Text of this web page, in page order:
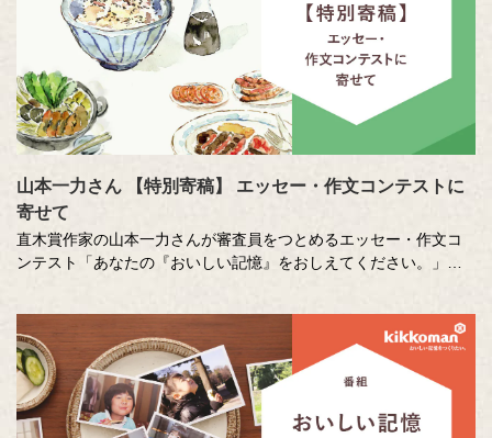
山本一力さん 【特別寄稿】 エッセー・作文コンテストに
寄せて
直木賞作家の山本一力さんが審査員をつとめるエッセー・作文コ
ンテスト「あなたの『おいしい記憶』をおしえてください。」に